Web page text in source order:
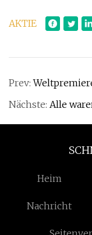
AKTIE
Prev:
Nächste: Alle
Heim
Nachricht